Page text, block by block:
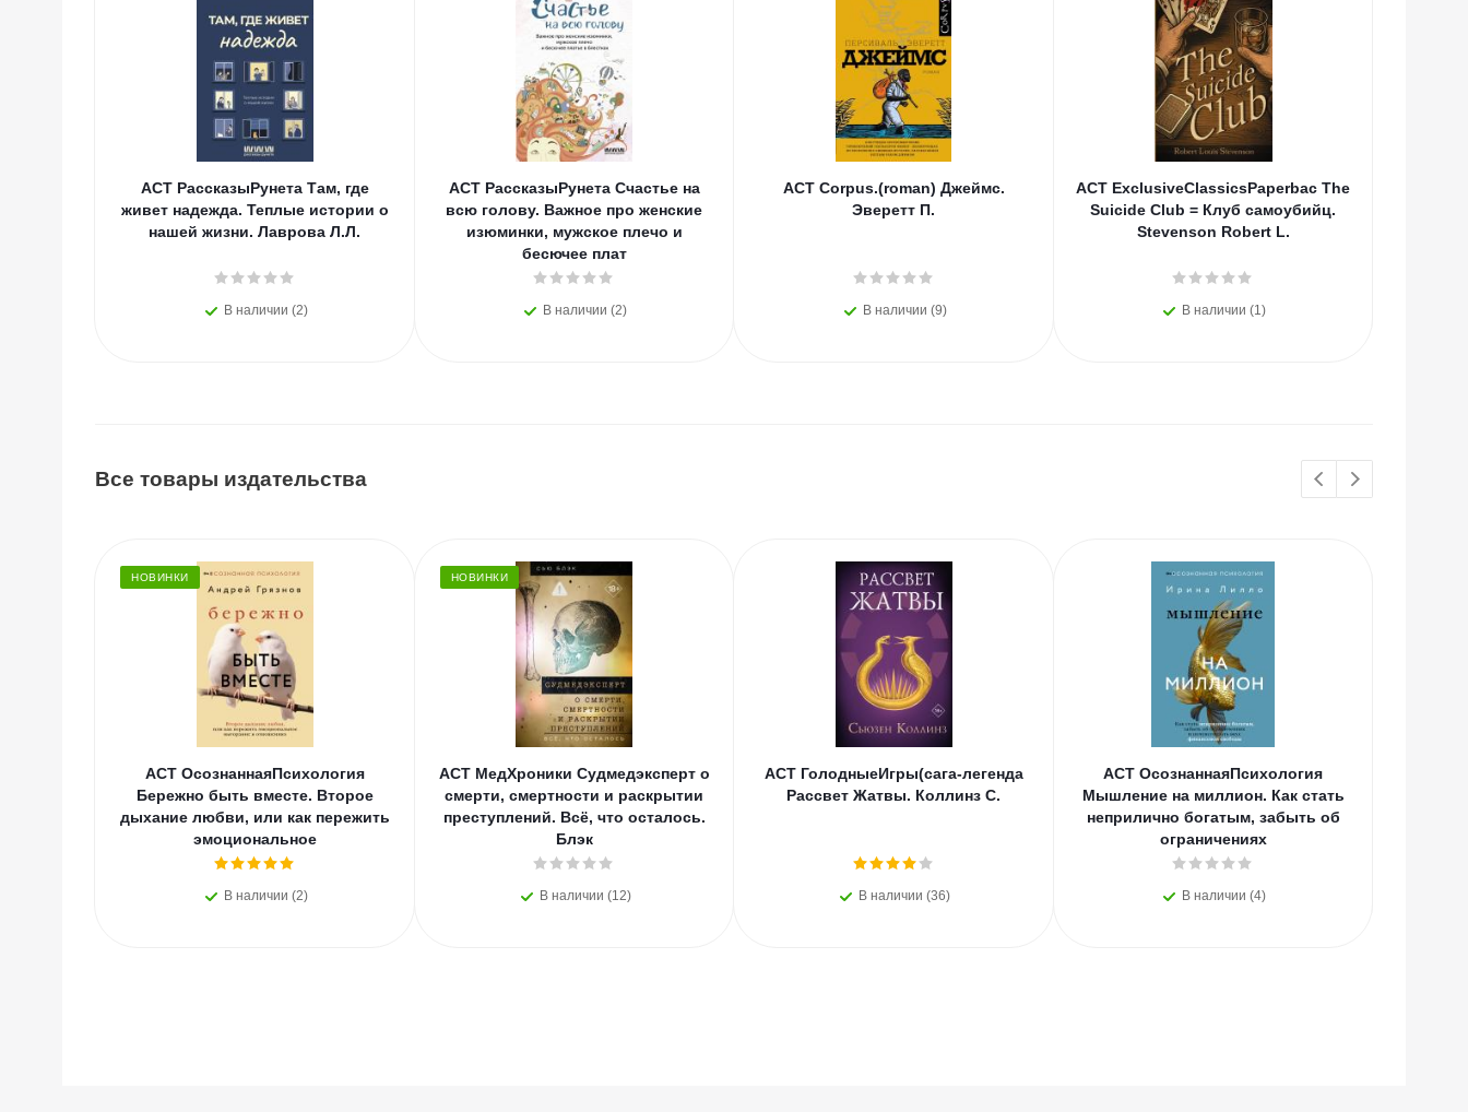
АСТ РассказыРунета Там, где
живет надежда. Теплые истории о
нашей жизни. Лаврова Л.Л.
В наличии (2)
АСТ РассказыРунета Счастье на
всю голову. Важное про женские
изюминки, мужское плечо и
бесючее плат
В наличии (2)
АСТ Corpus.(roman) Джеймс.
Эверетт П.
В наличии (9)
АСТ ExclusiveClassicsPaperbac The
Suicide Club = Клуб самоубийц.
Stevenson Robert L.
В наличии (1)
Все товары издательства
НОВИНКИ
АСТ ОсознаннаяПсихология
Бережно быть вместе. Второе
дыхание любви, или как пережить
эмоциональное
В наличии (2)
НОВИНКИ
АСТ МедХроники Судмедэксперт о
смерти, смертности и раскрытии
преступлений. Всё, что осталось.
Блэк
В наличии (12)
АСТ ГолодныеИгры(сага-легенда
Рассвет Жатвы. Коллинз С.
В наличии (36)
АСТ ОсознаннаяПсихология
Мышление на миллион. Как стать
неприлично богатым, забыть об
ограничениях
В наличии (4)